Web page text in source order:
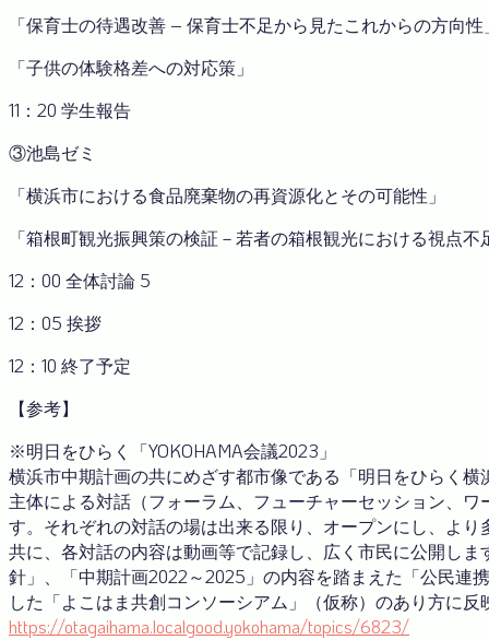
「保育士の待遇改善 – 保育士不足から見たこれからの方向性
「子供の体験格差への対応策」
11：20 学生報告
③池島ゼミ
「横浜市における食品廃棄物の再資源化とその可能性」
「箱根町観光振興策の検証－若者の箱根観光における視点不
12：00 全体討論 5
12：05 挨拶
12 ： 10 終了予定
【参考】
※明日をひらく「YOKOHAMA会議2023」
横浜市中期計画の共にめざす都市像である「明日をひらく
主体による対話（フォーラム、フューチャーセッション、
す。それぞれの対話の場は出来る限り、オープンにし、よ
共に、各対話の内容は動画等で記録し、広く市民に公開し
針」、「中期計画2022～2025」の内容を踏まえた「公民連
した「よこはま共創コンソーシアム」（仮称）のあり方に反
https://otagaihama.localgood.yokohama/topics/6823/